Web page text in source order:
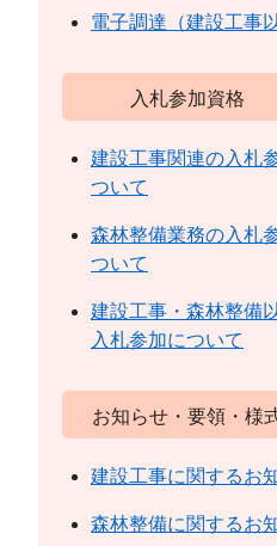
電子調達（建設工事
入札参加資格
建設工事関連の入札
ついて
森林整備業務の入札
ついて
建設工事・森林整備
入札参加について
お知らせ・要領・様
建設工事に関するお
森林整備に関するお